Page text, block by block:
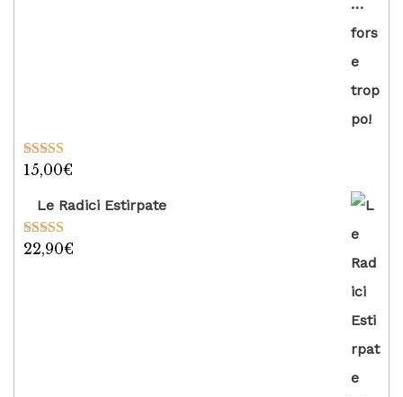
Valutato
15,00€
Le Radici Estirpate
Valutato
22,90€